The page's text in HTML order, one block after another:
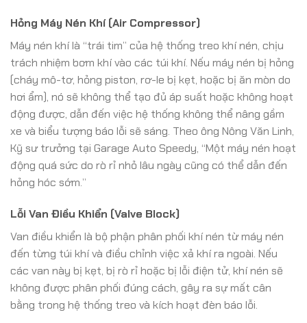
Hỏng Máy Nén Khí (Air Compressor)
Máy nén khí là “trái tim” của hệ thống treo khí nén, chịu
trách nhiệm bơm khí vào các túi khí. Nếu máy nén bị hỏng
(cháy mô-tơ, hỏng piston, rơ-le bị kẹt, hoặc bị ăn mòn do
hơi ẩm), nó sẽ không thể tạo đủ áp suất hoặc không hoạt
động được, dẫn đến việc hệ thống không thể nâng gầm
xe và biểu tượng báo lỗi sẽ sáng. Theo ông Nông Văn Linh,
Kỹ sư trưởng tại Garage Auto Speedy, “Một máy nén hoạt
động quá sức do rò rỉ nhỏ lâu ngày cũng có thể dẫn đến
hỏng hóc sớm.”
Lỗi Van Điều Khiển (Valve Block)
Van điều khiển là bộ phận phân phối khí nén từ máy nén
đến từng túi khí và điều chỉnh việc xả khí ra ngoài. Nếu
các van này bị kẹt, bị rò rỉ hoặc bị lỗi điện tử, khí nén sẽ
không được phân phối đúng cách, gây ra sự mất cân
bằng trong hệ thống treo và kích hoạt đèn báo lỗi.